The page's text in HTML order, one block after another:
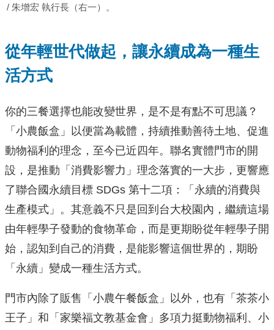
/ 朱增宏 執行長（右一）。
從年輕世代做起，讓永續成為一種生
活方式
你的三餐選擇也能改變世界，是不是有點不可思議？
「小農飯盒」以便當為載體，持續推動善待土地、促進
動物福利的理念，至今已近四年。聯名實體門市的開
設，是推動「消費影響力」理念落實的一大步，更響應
了聯合國永續目標 SDGs 第十二項：「永續的消費與
生產模式」。其意義不只是回到台大校園內，繼續這場
由年輕學子發動的食物革命，而是更期盼從年輕學子開
始，認知到自己的消費，是能影響這個世界的，期盼
「永續」變成一種生活方式。
門市內除了販售「小農午餐飯盒」以外，也有「茶茶小
王子」和「家樂福文教基金會」多項力挺動物福利、小